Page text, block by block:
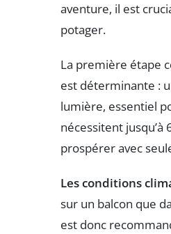
aventure, il est
potager.
La première étape
est déterminante :
lumière, essentiel
nécessitent
prospérer avec
Les conditions
sur un balcon que
est donc